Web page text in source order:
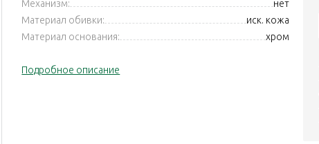
Механизм:
нет
Материал обивки:
иск. кожа
Материал основания:
хром
Подробное описание